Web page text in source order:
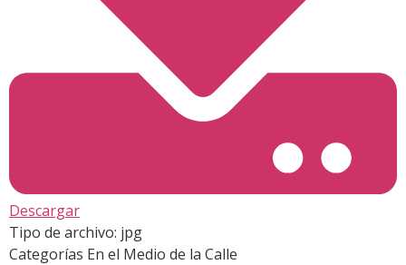
Descargar
Tipo de archivo: jpg
Categorías En el Medio de la Calle